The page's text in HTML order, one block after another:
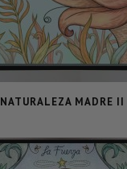
NATURALEZA MADRE II